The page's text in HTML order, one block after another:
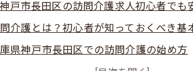
戸市長田区の訪問介護求人初心者でも
介護とは？初心者が知っておくべき基
県神戸市長田区での訪問介護の始め方